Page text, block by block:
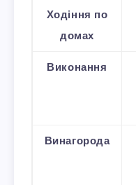
Ходіння по
домах
Виконання
Винагорода